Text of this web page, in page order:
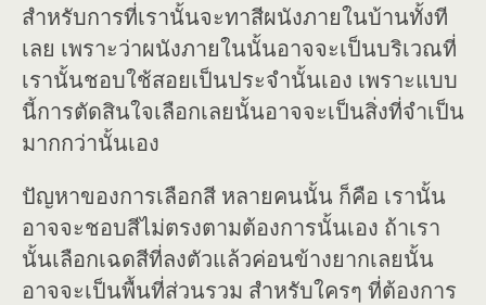
สำหรับการที่เรานั้นจะทาสีผนังภายในบ้านทั้งที
เลย เพราะว่าผนังภายในนั้นอาจจะเป็นบริเวณที่
เรานั้นชอบใช้สอยเป็นประจำนั้นเอง เพราะแบบ
นี้การตัดสินใจเลือกเลยนั้นอาจจะเป็นสิ่งที่จำเป็น
มากกว่านั้นเอง
ปัญหาของการเลือกสี หลายคนนั้น ก็คือ เรานั้น
อาจจะชอบสีไม่ตรงตามต้องการนั้นเอง ถ้าเรา
นั้นเลือกเฉดสีที่ลงตัวแล้วค่อนข้างยากเลยนั้น
อาจจะเป็นพื้นที่ส่วนรวม สำหรับใครๆ ที่ต้องการ